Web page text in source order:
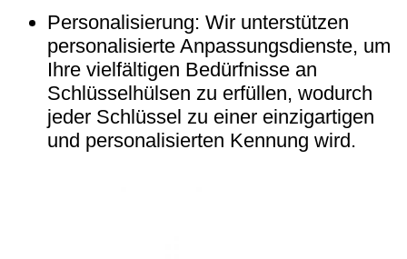
Personalisierung: Wir unterstützen
personalisierte Anpassungsdienste, um
Ihre vielfältigen Bedürfnisse an
Schlüsselhülsen zu erfüllen, wodurch
jeder Schlüssel zu einer einzigartigen
und personalisierten Kennung wird.